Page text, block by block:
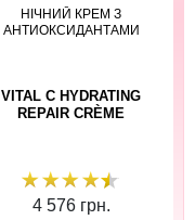
НІЧНИЙ КРЕМ З
АНТИОКСИДАНТАМИ
VITAL C HYDRATING
REPAIR CRÈME
4 576 грн.